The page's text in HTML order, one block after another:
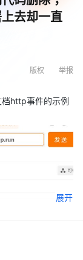
去却一直
举报
版权
档http事件的示例
展开